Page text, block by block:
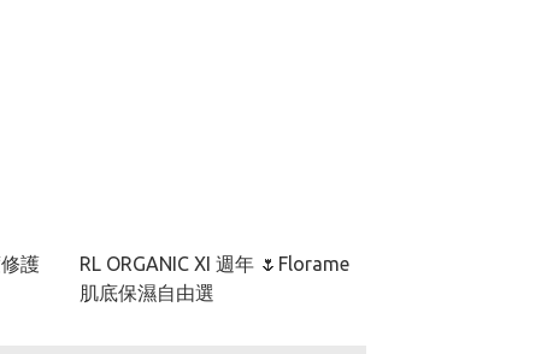
護
RL ORGANIC XI 週年 🌷Florame
肌底保濕自由選